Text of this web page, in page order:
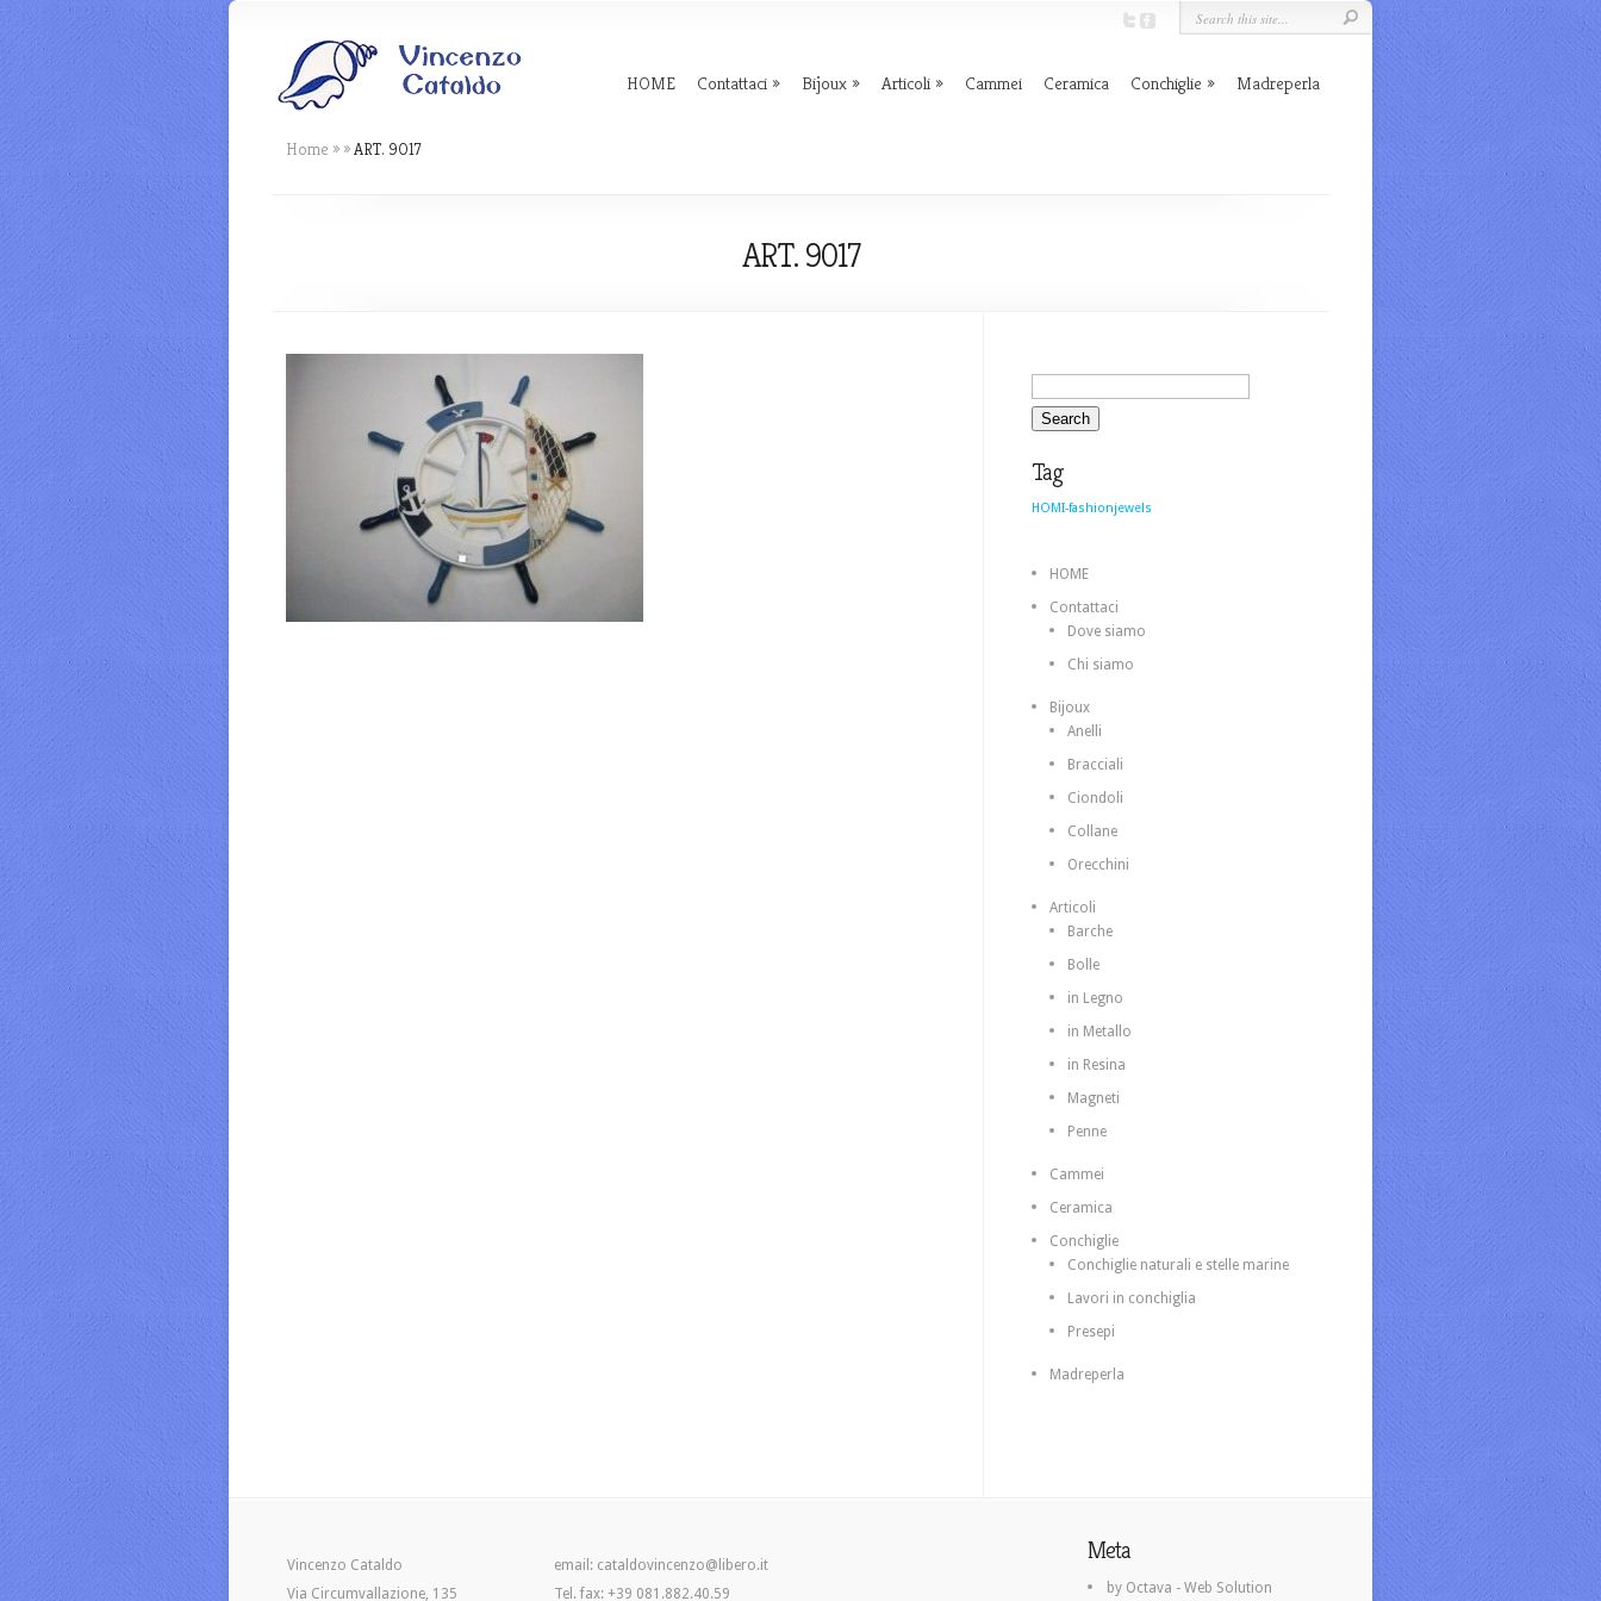
HOME Contattaci Bijoux Articoli Cammei Ceramica Conchiglie Madreperla
Home » »ART. 9017
ART. 9017
Tag
HOMI-fashionjewels
HOME
Contattaci
Dove siamo
Chi siamo
Bijoux
Anelli
Bracciali
Ciondoli
Collane
Orecchini
Articoli
Barche
Bolle
in Legno
in Metallo
in Resina
Magneti
Penne
Cammei
Ceramica
Conchiglie
Conchiglie naturali e stelle marine
Lavori in conchiglia
Presepi
Madreperla
Vincenzo Cataldo
Via Circumvallazione, 135
email: cataldovincenzo@libero.it
Tel. fax: +39 081.882.40.59
Meta
by Octava - Web Solution